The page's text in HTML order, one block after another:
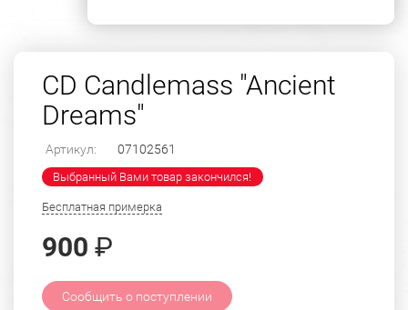
CD Candlemass "Ancient
Dreams"
Артикул: 07102561
Выбранный Вами товар закончился!
Бесплатная примерка
900 ₽
Сообщить о поступлении